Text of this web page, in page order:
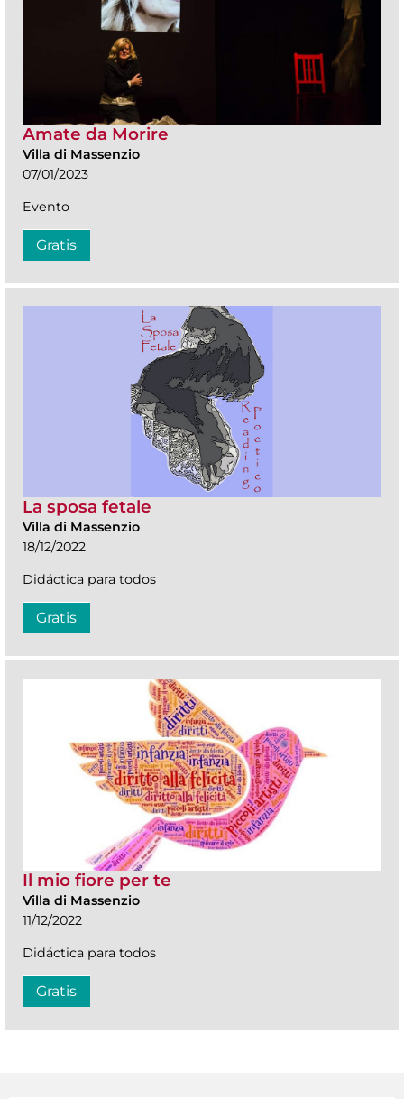
Amate da Morire
Villa di Massenzio
07/01/2023
Evento
Gratis
La sposa fetale
Villa di Massenzio
18/12/2022
Didáctica para todos
Gratis
Il mio fiore per te
Villa di Massenzio
11/12/2022
Didáctica para todos
Gratis